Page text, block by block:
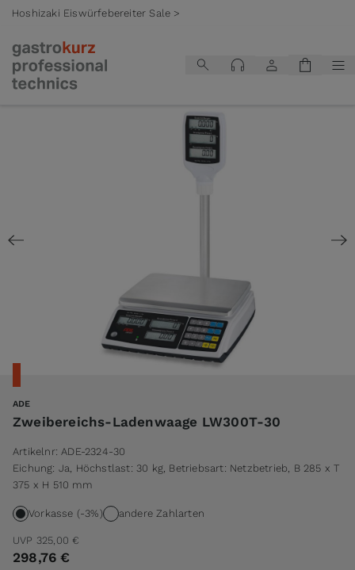
Hoshizaki Eiswürfebereiter Sale >
ADE
Zweibereichs-Ladenwaage LW300T-30
Artikelnr: ADE-2324-30
Eichung: Ja, Höchstlast: 30 kg, Betriebsart: Netzbetrieb, B 285 x T
375 x H 510 mm
Vorkasse (-3%) andere Zahlarten
UVP 325,00 €
298,76 €